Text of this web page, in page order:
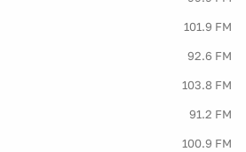
101.9 FM
92.6 FM
103.8 FM
91.2 FM
100.9 FM